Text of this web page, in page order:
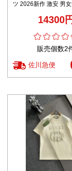
ツ 2026新作 激安 男
ンプルデザイン リピ
14300
販売個数2
佐川急便